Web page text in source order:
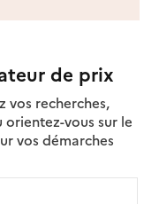
de prix
vos recherches,
orientez-vous sur le
vos démarches